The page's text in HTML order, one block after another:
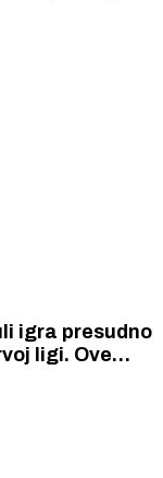
igra presudno
ligi. Ove